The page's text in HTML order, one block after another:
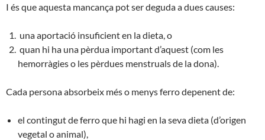
I és queaquesta mancança potser deguda a dues causes:
una aportació insuficient en la dieta, o
quan hi ha una pèrdua importantd’aquest (com les
hemorràgies o les pèrdues menstruals de la dona)
Cada persona absorbeix més o menys ferro depenent de:
el contingut de ferro que hi hagi en la seva dieta (d’origen
vegetal o animal),